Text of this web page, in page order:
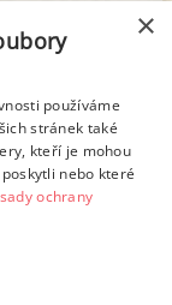
1.01 g
6.33 g
2.20 g
×
používáme
stránek také
kteří je mohou
nebo které
ochrany